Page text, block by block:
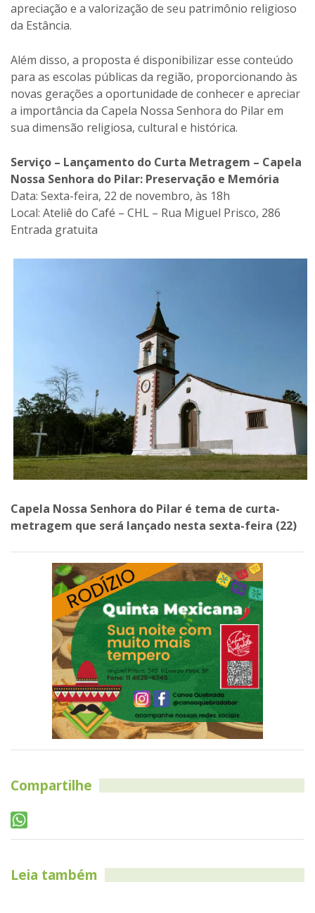
apreciação e a valorização de seu patrimônio religioso
da Estância.
Além disso, a proposta é disponibilizar esse conteúdo
para as escolas públicas da região, proporcionando às
novas gerações a oportunidade de conhecer e apreciar
a importância da Capela Nossa Senhora do Pilar em
sua dimensão religiosa, cultural e histórica.
Serviço – Lançamento do Curta Metragem – Capela
Nossa Senhora do Pilar: Preservação e Memória
Data: Sexta-feira, 22 de novembro, às 18h
Local: Ateliê do Café – CHL – Rua Miguel Prisco, 286
Entrada gratuita
Capela Nossa Senhora do Pilar é tema de curta-
metragem que será lançado nesta sexta-feira (22)
Compartilhe
Leia também